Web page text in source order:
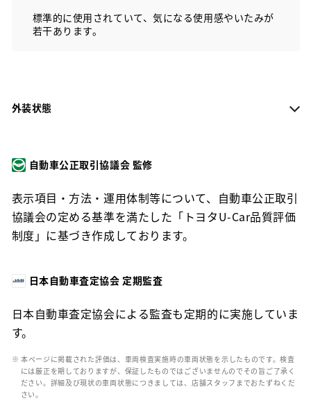
標準的に使用されていて、気になる使用感やいたみが
若干あります。
外装状態
自動車公正取引協議会 監修
表示項目・方法・運用体制等について、自動車公正取引
協議会の定める基準を満たした「トヨタU-Car品質評価
制度」に基づき作成しております。
日本自動車査定協会 定期監査
日本自動車査定協会による監査も定期的に実施していま
す。
※ 本ページに掲載された評価は、車両検査実施時の車両状態を示したものです。検査
には厳正を期しておりますが、保証したものではございませんのでその旨ご了承く
ださい。詳細及び現状の車両状態につきましては、店舗スタッフまでおたずねくだ
さい。